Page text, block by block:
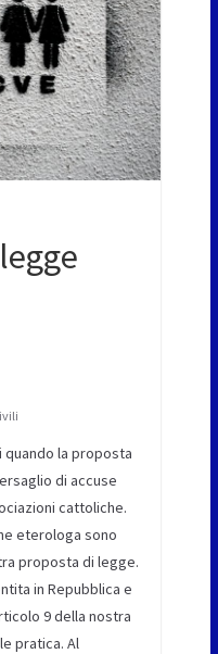
quando la proposta
di accuse
cattoliche.
eterologa sono
proposta di legge.
in Repubblica e
9 della nostra
pratica. Al